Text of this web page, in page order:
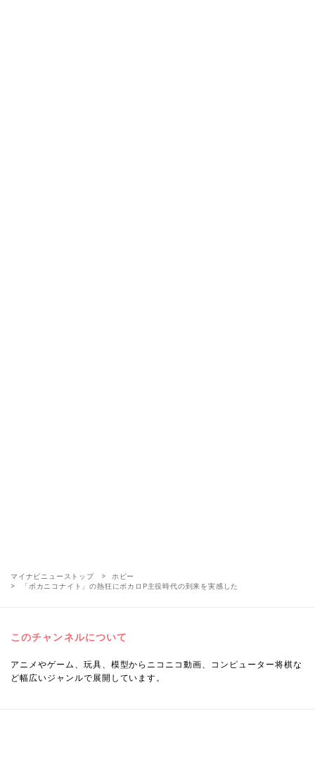
マイナビニューストップ
ホビー
「ボカニコナイト」の熱狂にボカロP主役時代の到来を実感した
このチャンネルについて
アニメやゲーム、玩具、模型からニコニコ動画、コンピューター将棋な
ど幅広いジャンルで展開しています。